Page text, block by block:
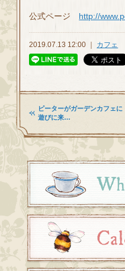
公式ページ http://
2019.07.13 12:00 ｜ カフェ
ピーターがガーデンカフェに
遊びに来…